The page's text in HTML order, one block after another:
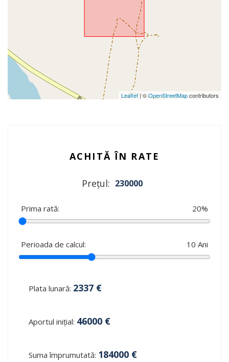
Leaflet| ©OpenStreetMapcontributors
ACHITĂ ÎN RATE
Prețul: 230000
Prima rată: 20%
Perioada de calcul: 10 Ani
Plata lunară: 2337 €
Aportul inițial: 46000 €
Suma împrumutată: 184000 €